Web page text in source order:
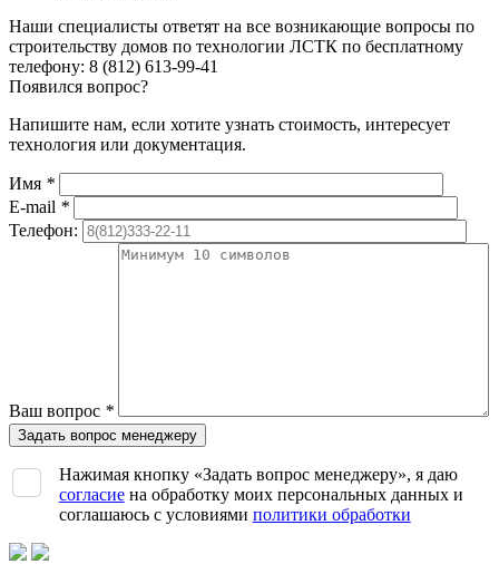
Наши специалисты ответят на все возникающие вопросы по
строительству домов по технологии ЛСТК по бесплатному
телефону: 8 (812) 613-99-41
Появился вопрос?
Напишите нам, если хотите узнать стоимость, интересует
технология или документация.
Имя *
E-mail *
Телефон:
Ваш вопрос *
Нажимая кнопку «Задать вопрос менеджеру», я даю
согласиена обработку моих персональных данных и
соглашаюсь с условиями политики обработки